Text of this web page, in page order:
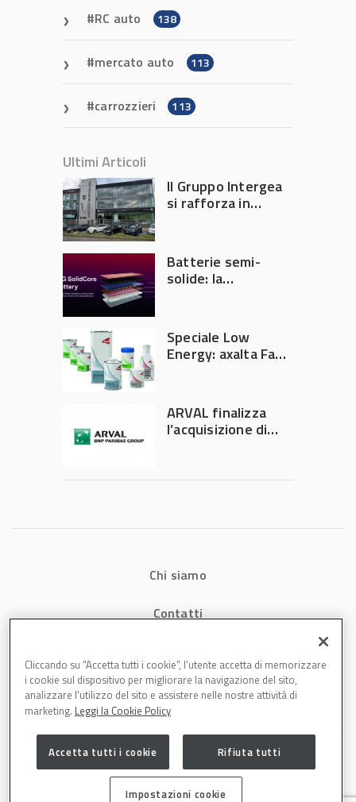
RC auto 138
mercato auto 113
carrozzieri 113
Ultimi Articoli
Il Gruppo Intergea
si rafforza in
Batterie semi-
solide: la
accelerare la
rivoluzione
dell’auto elettrica
Speciale Low
Energy: axalta Fast
riduce consumi
energetici e
aumenta la
ARVAL finalizza
l’acquisizione di
Chi siamo
Contatti
Cookies
Cliccando su “Accetta tutti i cookie”, l'utente accetta di memorizzare
i cookie sul dispositivo per migliorare la navigazione del sito,
analizzare l'utilizzo del sito e assistere nelle nostre attività di
marketing. Leggi la Cookie Policy
Accetta tutti i cookie Rifiuta tutti
Impostazioni cookie